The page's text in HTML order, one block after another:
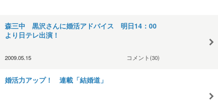
森三中 黒沢さんに婚活アドバイス 明日14：00
より日テレ出演！
2009.05.15 コメント(30)
婚活力アップ！ 連載「結婚道」